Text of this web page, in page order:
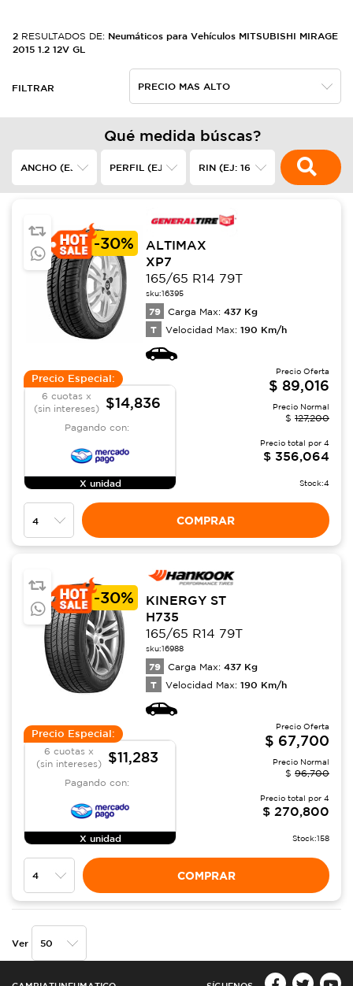
2 RESULTADOS DE: Neumáticos para Vehículos MITSUBISHI MIRAGE
2015 1.2 12V GL
FILTRAR
Qué medida búscas?
-30%
ALTIMAX
XP7
165/65 R14 79T
sku:16395
79 Carga Max: 437 Kg
T Velocidad Max: 190 Km/h
Precio Especial:
6 cuotas x
(sin intereses)
$14,836
Pagando con:
X unidad
Precio Oferta
$ 89,016
Precio Normal
$ 127,200
Precio total por 4
$ 356,064
Stock:4
COMPRAR
-30%
KINERGY ST
H735
165/65 R14 79T
sku:16988
79 Carga Max: 437 Kg
T Velocidad Max: 190 Km/h
Precio Especial:
6 cuotas x
(sin intereses)
$11,283
Pagando con:
X unidad
Precio Oferta
$ 67,700
Precio Normal
$ 96,700
Precio total por 4
$ 270,800
Stock:158
COMPRAR
Ver